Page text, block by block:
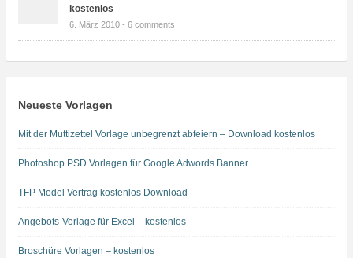
kostenlos
6. März 2010 - 6 comments
Neueste Vorlagen
Mit der Muttizettel Vorlage unbegrenzt abfeiern – Download kostenlos
Photoshop PSD Vorlagen für Google Adwords Banner
TFP Model Vertrag kostenlos Download
Angebots-Vorlage für Excel – kostenlos
Broschüre Vorlagen – kostenlos